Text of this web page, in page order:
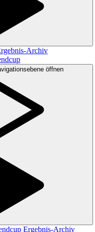
Archiv
öffnen
Ergebnis-Archiv